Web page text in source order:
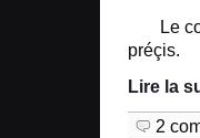
Le
préçis.
Lire la
2